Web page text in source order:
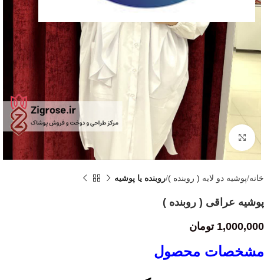
Click to enlarge
خانه پوشیه دو لایه ( روبنده ) روبنده یا پوشیه
پوشیه عراقی ( روبنده )
1,000,000 تومان
مشخصات محصول